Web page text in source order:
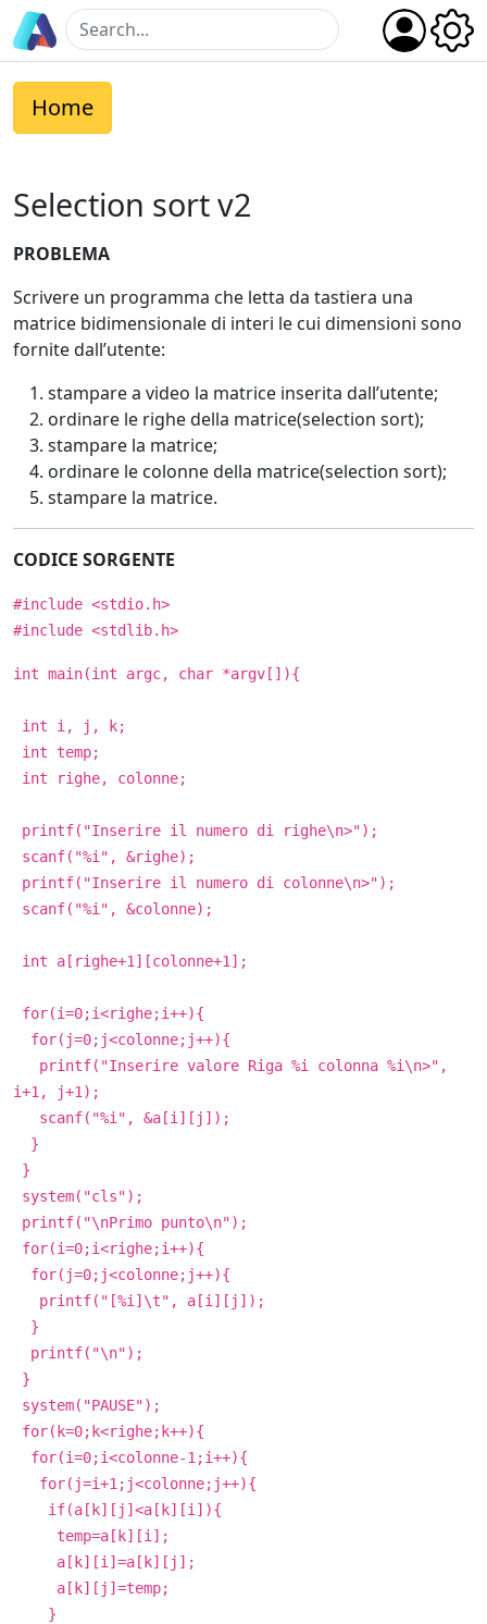
Home
Selection sort v2
PROBLEMA
Scrivere un programma che letta da tastiera una
matrice bidimensionale di interi le cui dimensioni sono
fornite dall’utente:
stampare a video la matrice inserita dall’utente;
ordinare le righe della matrice(selection sort);
stampare la matrice;
ordinare le colonne della matrice(selection sort);
stampare la matrice.
CODICE SORGENTE
#include <stdio.h>
#include <stdlib.h>
int main(int argc, char *argv[]){
int i, j, k;
int temp;
int righe, colonne;
printf("Inserire il numero di righe\n>");
scanf("%i", &righe);
printf("Inserire il numero di colonne\n>");
scanf("%i", &colonne);
int a[righe+1][colonne+1];
for(i=0;i<righe;i++){
for(j=0;j<colonne;j++){
printf("Inserire valore Riga %i colonna %i\n>",
i+1, j+1);
scanf("%i", &a[i][j]);
}
}
system("cls");
printf("\nPrimo punto\n");
for(i=0;i<righe;i++){
for(j=0;j<colonne;j++){
printf("[%i]\t", a[i][j]);
}
printf("\n");
}
system("PAUSE");
for(k=0;k<righe;k++){
for(i=0;i<colonne-1;i++){
for(j=i+1;j<colonne;j++){
if(a[k][j]<a[k][i]){
temp=a[k][i];
a[k][i]=a[k][j];
a[k][j]=temp;
}